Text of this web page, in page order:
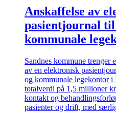
Anskaffelse av
pasientjournal til
kommunale
Sandnes kommune trenger
av en elektronisk
og kommunale legekontor i
totalverdi på 1,5 millioner
kontakt og
pasienter og drift, med